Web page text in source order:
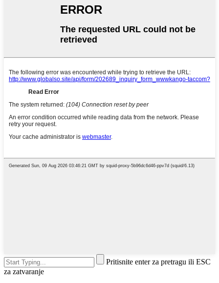
Pritisnite enter za pretragu ili ESC
za zatvaranje